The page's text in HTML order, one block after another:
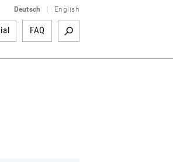
Deutsch English
FAQ